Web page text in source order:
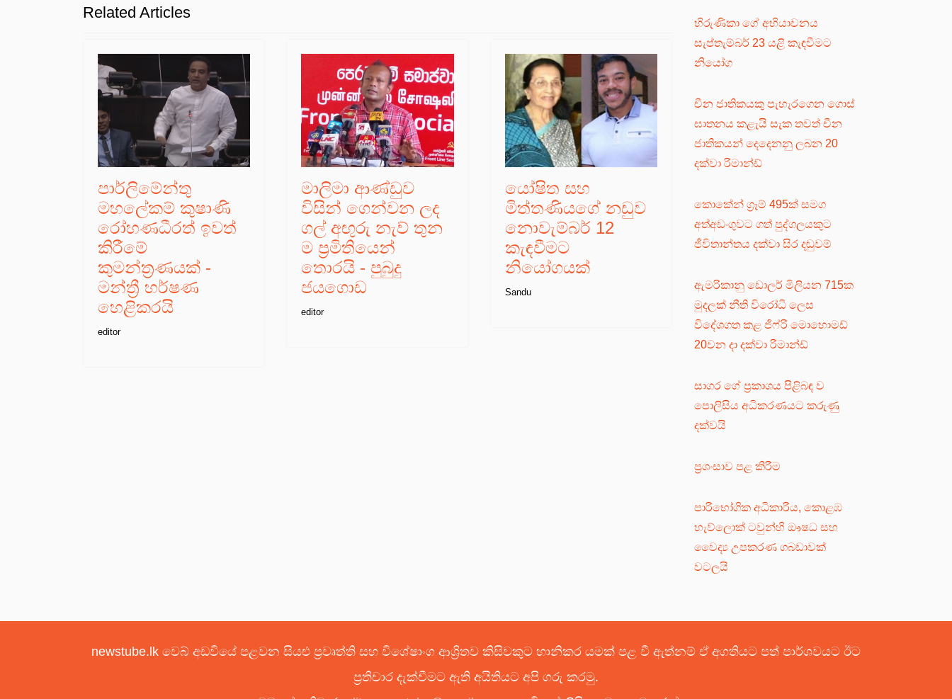
Related Articles
පාර්ලිමේන්තු
මහලේකම් කුෂාණි
රෝහණධීරත් ඉවත්
කිරීමේ
කුමන්ත්‍රණයක් -
මන්ත්‍රී හර්ෂණ
හෙළිකරයි
editor
මාලිමා ආණ්ඩුව
විසින් ගෙන්වන ලද
ගල් අඟුරු නැව් තුන
ම ප්‍රමිතියෙන්
තොරයි - පුබුදු
ජයගොඩ
editor
යෝෂිත සහ
මිත්තණියගේ නඩුව
නොවැම්බර් 12
කැඳවීමට
නියෝගයක්
Sandu
හිරුණිකා ගේ අභියාචනය
සැප්තැම්බර් 23 යළි කැඳවීමට
නියෝග
චීන ජාතිකයකු පැහැරගෙන ගොස්
ඝාතනය කළැයි සැක තවත් චීන
ජාතිකයන් දෙදෙනනු ලබන 20
දක්වා රිමාන්ඩ්
කොකේන් ග්‍රෑම් 495ක් සමග
අත්අඩංගුවට ගත් පුද්ගලයකුට
ජීවිතාන්තය දක්වා සිර දඬුවම්
ඇමරිකානු ඩොලර් මිලියන 715ක
මුදලක් නීති විරෝධී ලෙස
විදේශගත කළ ජිෆ්රි මොහොමඩ්
20වන දා දක්වා රිමාන්ඩ්
සාගර ගේ ප්‍රකාශය පිළිබඳ ව
පොලිසිය අධිකරණයට කරුණු
දක්වයි
ප්‍රශංසාව පළ කිරීම
පාරිභෝගික අධිකාරිය, කොළඹ
හැව්ලොක් ටවුන්හි ඖෂධ සහ
වෛද්‍ය උපකරණ ගබඩාවක්
වටලයි
newstube.lk වෙබ් අඩවියේ පළවන සියළු ප්‍රවෘත්ති සහ විශේෂාංග ආශ්‍රිතව කිසිවකුට හානිකර යමක් පළ වී ඇත්නම් ඒ අගතියට පත් පාර්ශවයට ඊට
ප්‍රතිචාර දැක්වීමට ඇති අයිතියට අපි ගරු කරමු.